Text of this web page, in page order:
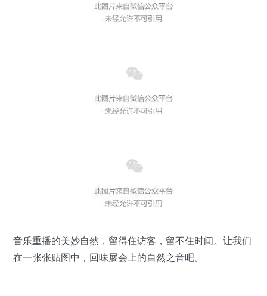
音乐重播的美妙自然，留得住访客，留不住时间。让我们
在一张张贴图中，回味展会上的自然之音吧。